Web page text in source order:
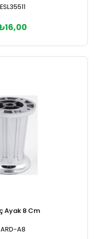
ESL35511
Ekle
Ayak 8 Cm
ARD-A8